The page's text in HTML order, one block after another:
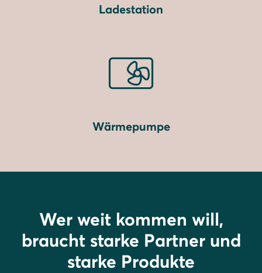
Ladestation
Wärmepumpe
Wer weit kommen will,
braucht starke Partner und
starke Produkte